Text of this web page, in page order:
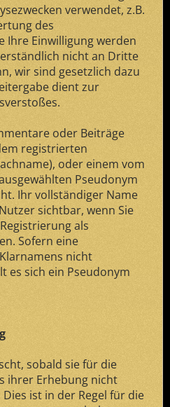
verwendet, z.B.
des
Ihre Einwilligung werden
nicht an Dritte
wir sind gesetzlich dazu
dient zur
oder Beiträge
registrierten
oder einem vom
Pseudonym
Ihr vollständiger Name
sichtbar, wenn Sie
als
Sofern eine
nicht
es sich ein Pseudonym
sobald sie für die
ihrer Erhebung nicht
ist in der Regel für die